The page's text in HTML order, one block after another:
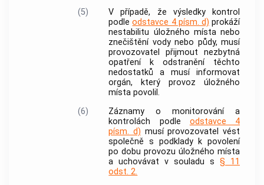
(5)
V případě, že výsledky kontrol
podleodstavce 4 písm. d) prokáží
nestabilitu úložného místa nebo
znečištění vody nebo půdy, musí
provozovatel
přijmout nezbytná
opatření k odstranění těchto
nedostatků a musí informovat
orgán, který provoz úložného
místa povolil.
(6)
Záznamy o monitorování a
kontrolách podle odstavce 4
písm. d) musíprovozovatel
vést
společně s podklady k povolení
po dobu provozu úložného místa
a uchovávat v souladu s§ 11
odst. 2.